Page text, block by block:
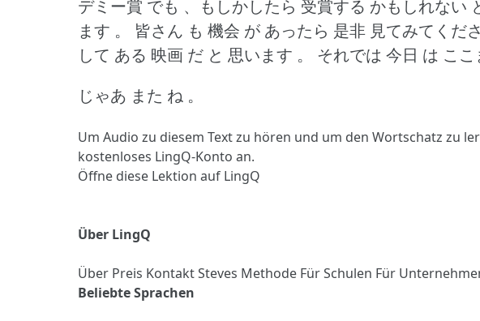
デミー賞 でも 、もしかしたら 受賞する かもしれない
ます 。
皆さん も 機会 が あったら 是非 見てみてくださ
して ある 映画 だ と 思います 。
それでは 今日 は ここ
じゃあ また ね 。
Um Audio zu diesem Text zu hören und um den Wortschatz zu
kostenloses LingQ-Konto an.
Öffne diese Lektion auf LingQ
Über LingQ
Über Preis KontaktSteves Methode Für Schulen Für
Beliebte Sprachen